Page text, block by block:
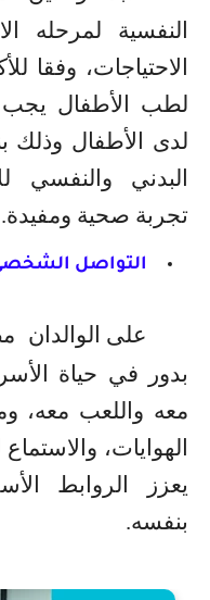
النفسية لمرحله
الاحتياجات، وفقا
لطب الأطفال
لدى الأطفال وذلك
البدني
تجربة صحية ومفيدة.
التواصل
على الوالدان
بدور في حياة
معه واللعب معه،
الهوايات،
يعزز الروابط
بنفسه.